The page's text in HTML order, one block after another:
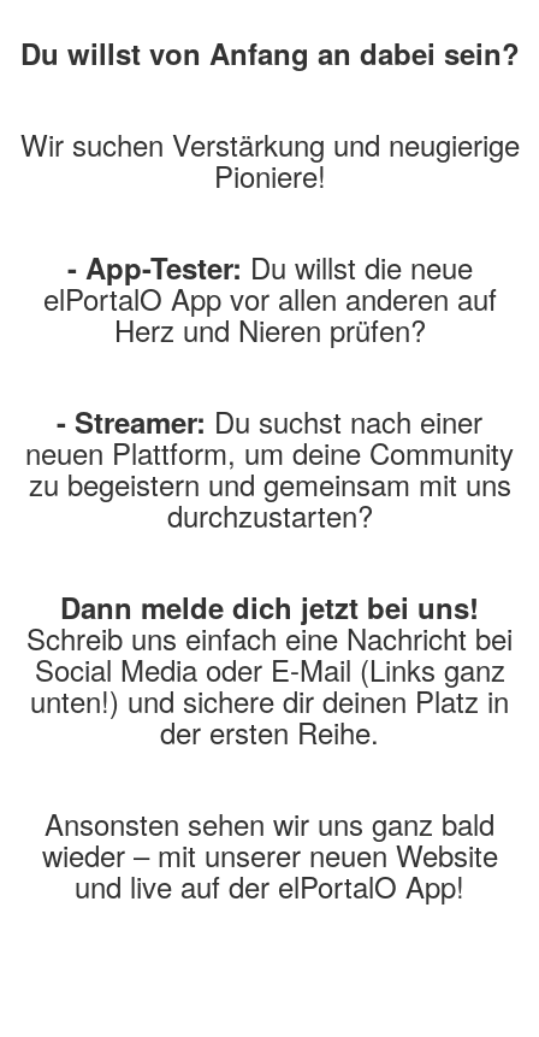
Du willst von Anfang an dabei sein?
Wir suchen Verstärkung und neugierige
Pioniere!
- App-Tester: Du willst die neue
elPortalO App vor allen anderen auf
Herz und Nieren prüfen?
- Streamer: Du suchst nach einer
neuen Plattform, um deine Community
zu begeistern und gemeinsam mit uns
durchzustarten?
Dann melde dich jetzt bei uns!
Schreib uns einfach eine Nachricht bei
Social Media oder E-Mail (Links ganz
unten!) und sichere dir deinen Platz in
der ersten Reihe.
Ansonsten sehen wir uns ganz bald
wieder – mit unserer neuen Website
und live auf der elPortalO App!